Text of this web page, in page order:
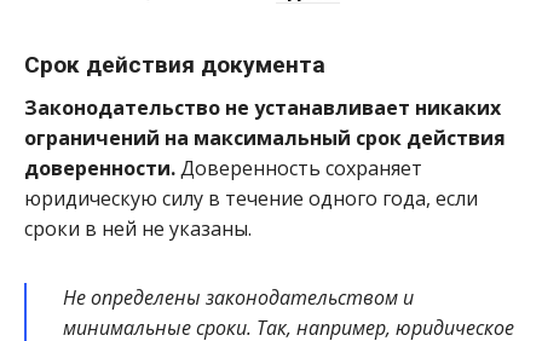
Срок действия документа
Законодательство не устанавливает никаких
ограничений на максимальный срок действия
доверенности.Доверенность сохраняет
юридическую силу в течение одного года, если
сроки в ней не указаны.
Не определены законодательством и
минимальные сроки. Так, например, юридическое